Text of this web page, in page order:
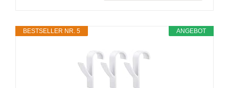
ANGEBOT
BESTSELLER NR. 5